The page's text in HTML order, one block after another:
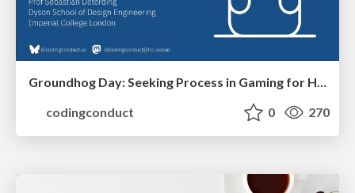
Groundhog Day: Seeking Process in Gaming for Health
codingconduct
0 270